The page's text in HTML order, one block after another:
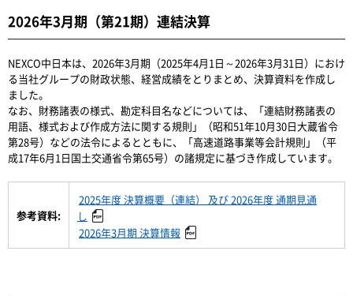
2026年3月期（第21期）連結決算
NEXCO中日本は、2026年3月期（2025年4月1日～2026年3月31日）におけ
る当社グループの財政状態、経営成績をとりまとめ、決算資料を作成し
ました。
なお、財務諸表の様式、勘定科目名などについては、「連結財務諸表の
用語、様式および作成方法に関する規則」（昭和51年10月30日大蔵省令
第28号）などの法令によるとともに、「高速道路事業等会計規則」（平
成17年6月1日国土交通省令第65号）の諸規定に基づき作成しています。
参考資料:
2025年度 決算概要（連結） 及び 2026年度 通期見通
し
2026年3月期 決算情報